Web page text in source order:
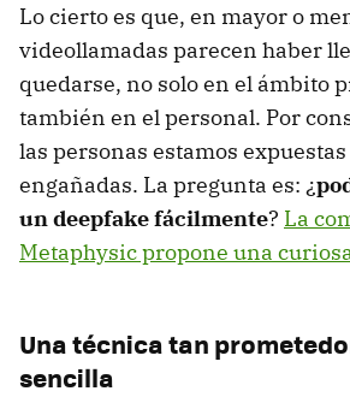
Lo cierto es que, en mayor o
videollamadas parecen haber
quedarse, no solo en el ámbito
también en el personal. Por
las personas estamos
engañadas. La pregunta es: ¿
un deepfake fácilmente? La
Metaphysic propone una
Una técnica tan
sencilla